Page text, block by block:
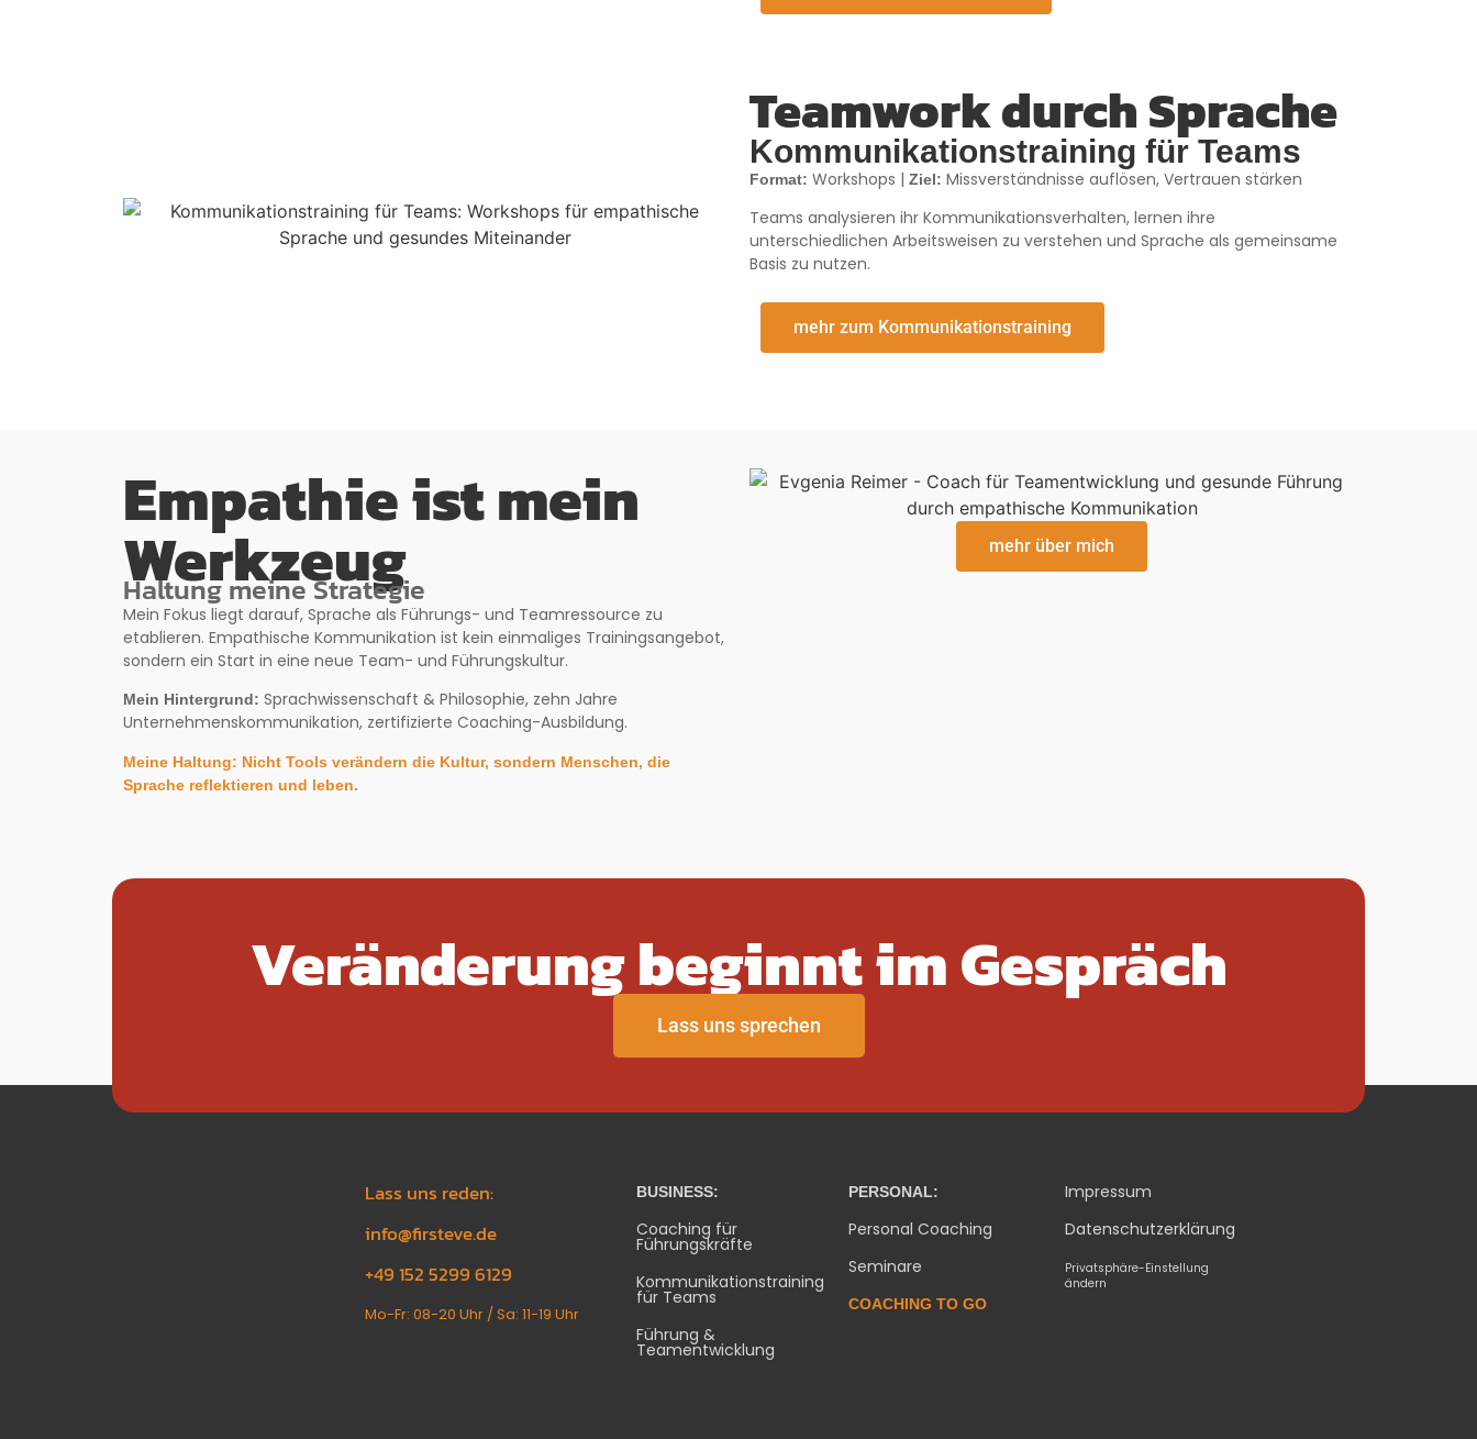
Teamwork durch Sprache
Kommunikationstraining für Teams
Format: Workshops | Ziel: Missverständnisse auflösen, Vertrauen stärken
Teams analysieren ihr Kommunikationsverhalten, lernen ihre
unterschiedlichen Arbeitsweisen zu verstehen und Sprache als gemeinsame
Basis zu nutzen.
mehr zum Kommunikationstraining
Empathie ist mein
Werkzeug
Haltung meine Strategie
Mein Fokus liegt darauf, Sprache als Führungs- und Teamressource zu
etablieren. Empathische Kommunikation ist kein einmaliges Trainingsangebot,
sondern ein Start in eine neue Team- und Führungskultur.
Mein Hintergrund: Sprachwissenschaft & Philosophie, zehn Jahre
Unternehmenskommunikation, zertifizierte Coaching-Ausbildung.
Meine Haltung: Nicht Tools verändern die Kultur, sondern Menschen, die
Sprache reflektieren und leben.
mehr über mich
Veränderung beginnt im Gespräch
Lass uns sprechen
Lass uns reden:
info@firsteve.de
+49 152 5299 6129
Mo-Fr: 08-20 Uhr / Sa: 11-19 Uhr
BUSINESS:
Coaching für
Führungskräfte
Kommunikationstraining
für Teams
Führung &
Teamentwicklung
PERSONAL:
Personal Coaching
Seminare
COACHING TO GO
Impressum
Datenschutzerklärung
Privatsphäre-Einstellung
ändern